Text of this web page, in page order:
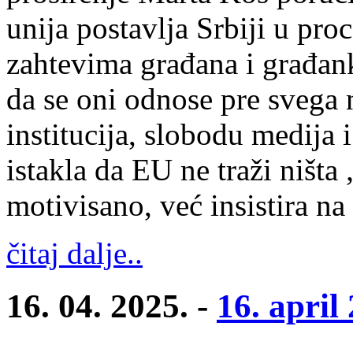
unija postavlja Srbiji u
zahtevima građana i
da se oni odnose pre
institucija, slobodu medija
istakla da EU ne traži
motivisano, već insistira
čitaj dalje..
16. 04. 2025. - 16. april